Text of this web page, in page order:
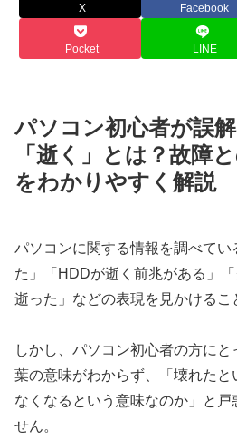
X Facebook
Pocket LINE
パソコン初心者が誤
「逝く」とは？故障
をわかりやすく解説
パソコンに関する情報を調べて
た」「HDDが逝く前兆がある」
逝った」などの表現を見かけるこ
しかし、パソコン初心者の方に
葉の意味がわからず、「壊れたと
なくなるという意味なのか」と戸
せん。